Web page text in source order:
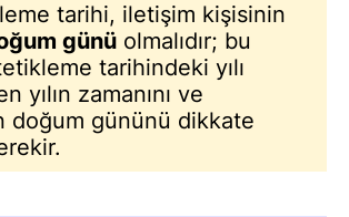
tarihi, iletişim kişisinin
günü olmalıdır; bu
tarihindeki yılı
yılın zamanını ve
doğum gününü dikkate